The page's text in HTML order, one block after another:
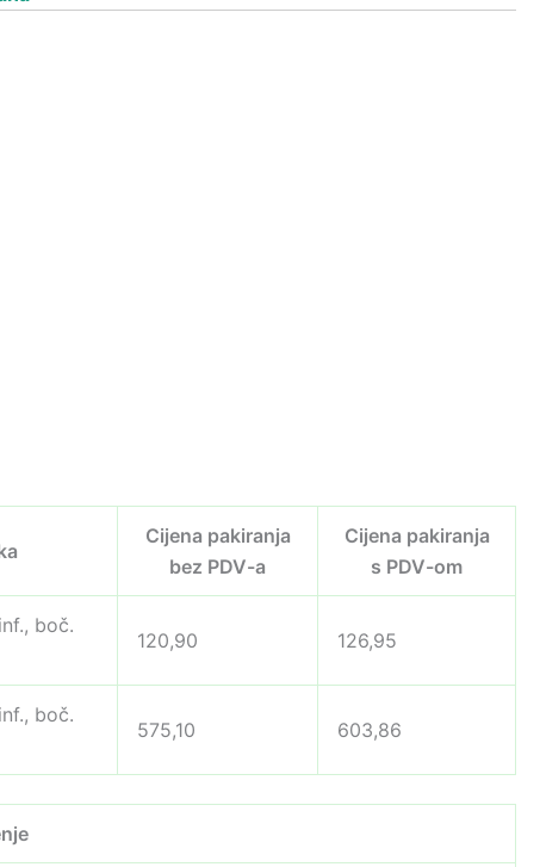
Cijena pakiranja
bez PDV-a
Cijena pakiranja
s PDV-om
boč.
120,90 126,95
boč.
575,10 603,86